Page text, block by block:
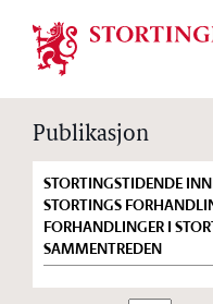
Publikasjon
STORTINGSTIDENDE
STORTINGS
FORHANDLINGER I
SAMMENTREDEN